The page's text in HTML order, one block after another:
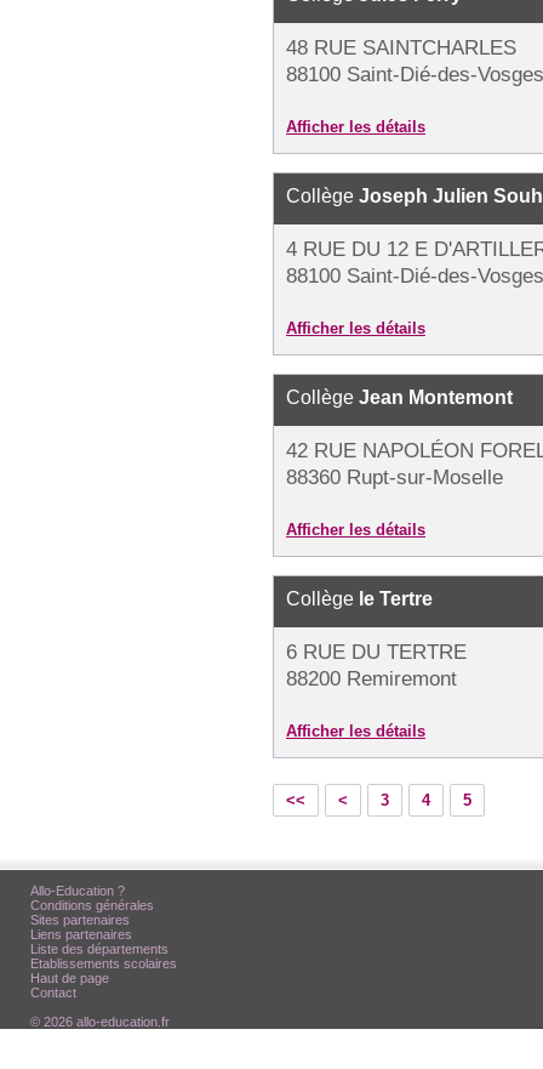
48 RUE SAINTCHARLES
88100 Saint-Dié-des-Vosges
Afficher les détails
Collège Joseph Julien
4 RUE DU 12 E
88100 Saint-Dié-des-Vosges
Afficher les détails
Collège Jean Montemont
42 RUE NAPOLÉON
88360 Rupt-sur-Moselle
Afficher les détails
Collège le Tertre
6 RUE DU TERTRE
88200 Remiremont
Afficher les détails
<< < 3 4 5
Allo-Education ?
Conditions générales
Sites partenaires
Liens partenaires
Liste des départements
Etablissements scolaires
Haut de page
Contact
© 2026 allo-education.fr